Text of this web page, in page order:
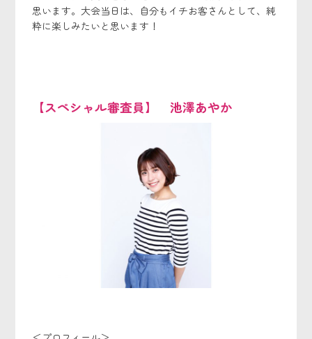
思います。大会当日は、自分もイチお客さんとして、純
粋に楽しみたいと思います！
【スペシャル審査員】 池澤あやか